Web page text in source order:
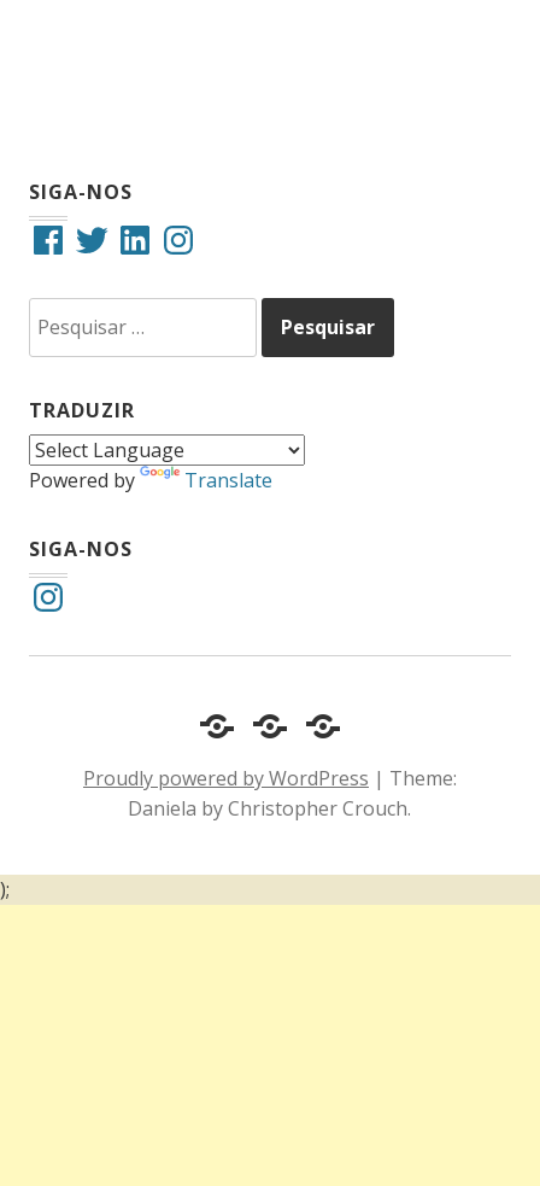
SIGA-NOS
FacebookTwitterLinkedInInstagram
por:
TRADUZIR
Powered by Translate
SIGA-NOS
Instagram
Cotidiano
Comportamento
Inclusão
e
Acessibilidade
Diário
um
surdo
Proudly powered by WordPress | Theme:
Daniela by Christopher Crouch.
);